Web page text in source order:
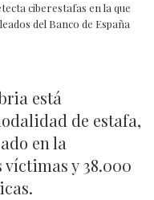
ciberestafas en la que
del Banco de España
está
de estafa,
en la
y 38.000